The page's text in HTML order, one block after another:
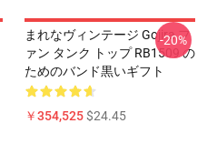
まれなヴィンテージ Gojira フ
ァン タンク トップ RB1509 の
ためのバンド黒いギフト
￥354,525$24.45
-20%